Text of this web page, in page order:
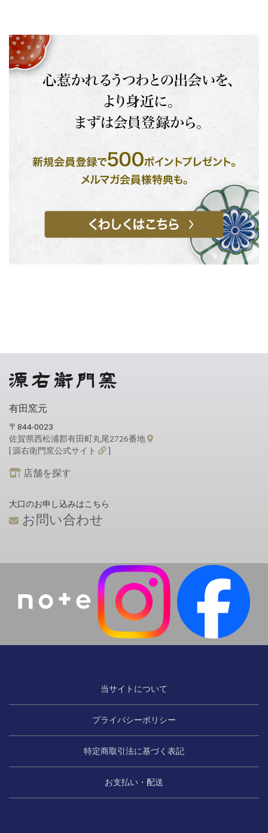
お買い物を続ける カートへ進む
有田窯元
〒844-0023
佐賀県西松浦郡有田町丸尾2726番地
[ 源右衛門窯公式サイト
]
店舗を探す
大口のお申し込みはこちら
お問い合わせ
当サイトについて
プライバシーポリシー
特定商取引法に基づく表記
お支払い・配送